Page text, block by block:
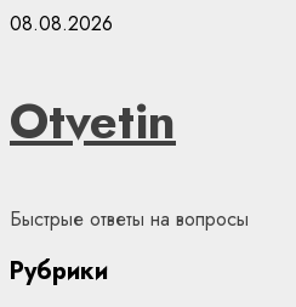
Skip
08.08.2026
Otvetin
Быстрые ответы на вопросы
Рубрики